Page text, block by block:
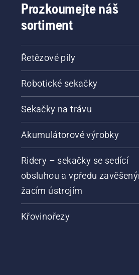
Prozkoumejte náš
sortiment
Řetězové pily
Robotické sekačky
Sekačky na trávu
Akumulátorové výrobky
Ridery – sekačky se sedící
obsluhou a vpředu
žacím ústrojím
Křovinořezy